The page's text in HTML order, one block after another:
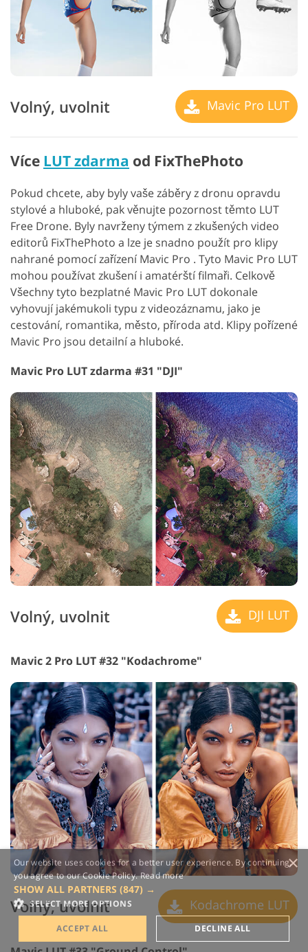
Volný, uvolnit Mavic Pro LUT
Více LUT zdarma od FixThePhoto
Pokud chcete, aby byly vaše záběry z dronu opravdu
stylové a hluboké, pak věnujte pozornost těmto LUT
Free Drone. Byly navrženy týmem z zkušených video
editorů FixThePhoto a lze je snadno použít pro klipy
nahrané pomocí zařízení Mavic Pro . Tyto Mavic Pro LUT
mohou používat zkušení i amatérští filmaři. Celkově
Všechny tyto bezplatné Mavic Pro LUT dokonale
vyhovují jakémukoli typu z videozáznamu, jako je
cestování, romantika, město, příroda atd. Klipy pořízené
Mavic Pro jsou detailní a hluboké.
Mavic Pro LUT zdarma #31 "DJI"
Volný, uvolnit DJI LUT
Mavic 2 Pro LUT #32 "Kodachrome"
Volný, uvolnit Kodachrome LUT
×
Our website uses cookies for a better user experience. By continuing,
you agree to our Cookie Policy.Read more
SHOW ALL PARTNERS (847) →
SELECT MORE OPTIONS
ACCEPT ALL DECLINE ALL